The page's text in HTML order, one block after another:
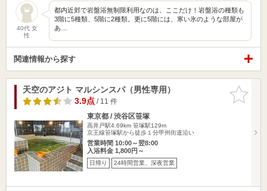
40代 女
性
都内近郊で岩盤浴無制限利用なのは、ここだけ！岩盤浴の種類も
3階に5種類、5階に2種類。更に5階には、寒い氷のような部屋が
あ…
関連情報から探す
お気に入
りに追加
天空のアジト マルシンスパ（男性専用）
3.9点/ 11 件
東京都 / 渋谷区笹塚
高井戸駅4.69km 笹塚駅129m
京王線笹塚駅から徒歩１分甲州街道沿い
営業時間 10:00～翌8:00
入浴料金 1,800円～
日帰り 24時間営業、深夜営業